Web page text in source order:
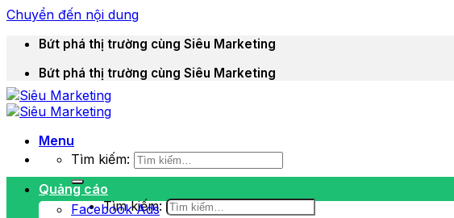
Chuyển đến nội dung
Bứt phá thị trường cùng Siêu Marketing
Bứt phá thị trường cùng Siêu Marketing
Menu
Tìm kiếm:
Tìm kiếm:
Quảng cáo
Facebook Ads